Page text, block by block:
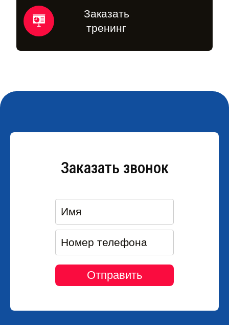
Заказать
тренинг
Заказать звонок